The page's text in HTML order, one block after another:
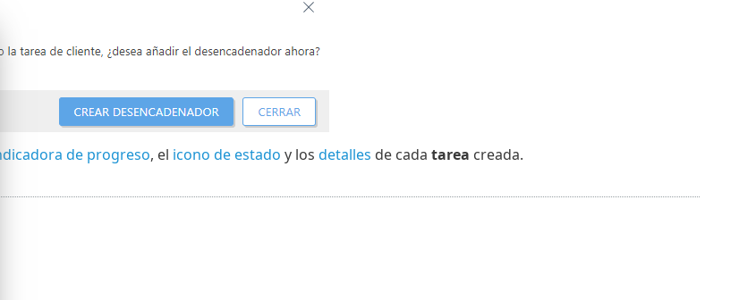
de progreso, el icono de estado y los detalles de cada tarea creada.